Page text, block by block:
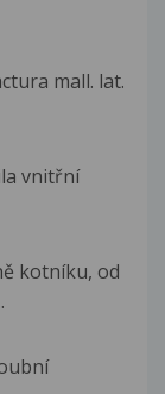
mall. lat.
vnitřní
kotníku, od